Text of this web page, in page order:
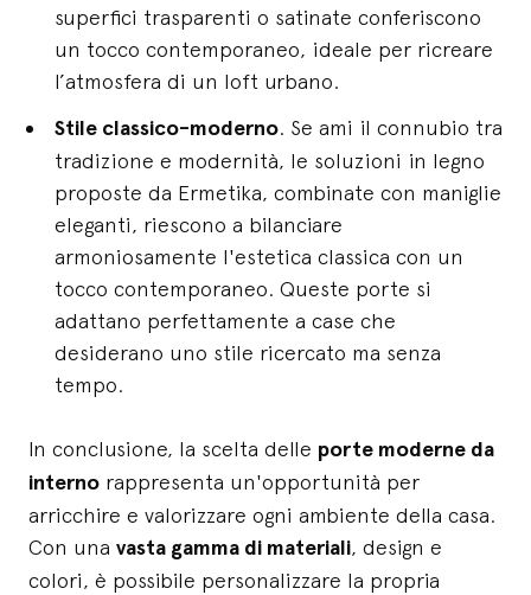
superfici trasparenti o satinate conferiscono
un tocco contemporaneo, ideale per ricreare
l’atmosfera di un loft urbano.
Stile classico-moderno. Se ami il connubio tra
tradizione e modernità, le soluzioni in legno
proposte da Ermetika, combinate con maniglie
eleganti, riescono a bilanciare
armoniosamente l'estetica classica con un
tocco contemporaneo. Queste porte si
adattano perfettamente a case che
desiderano uno stile ricercato ma senza
tempo.
In conclusione, la scelta delle porte moderne da
interno rappresenta un'opportunità per
arricchire e valorizzare ogni ambiente della casa.
Con una vasta gamma di materiali, design e
colori, è possibile personalizzare la propria